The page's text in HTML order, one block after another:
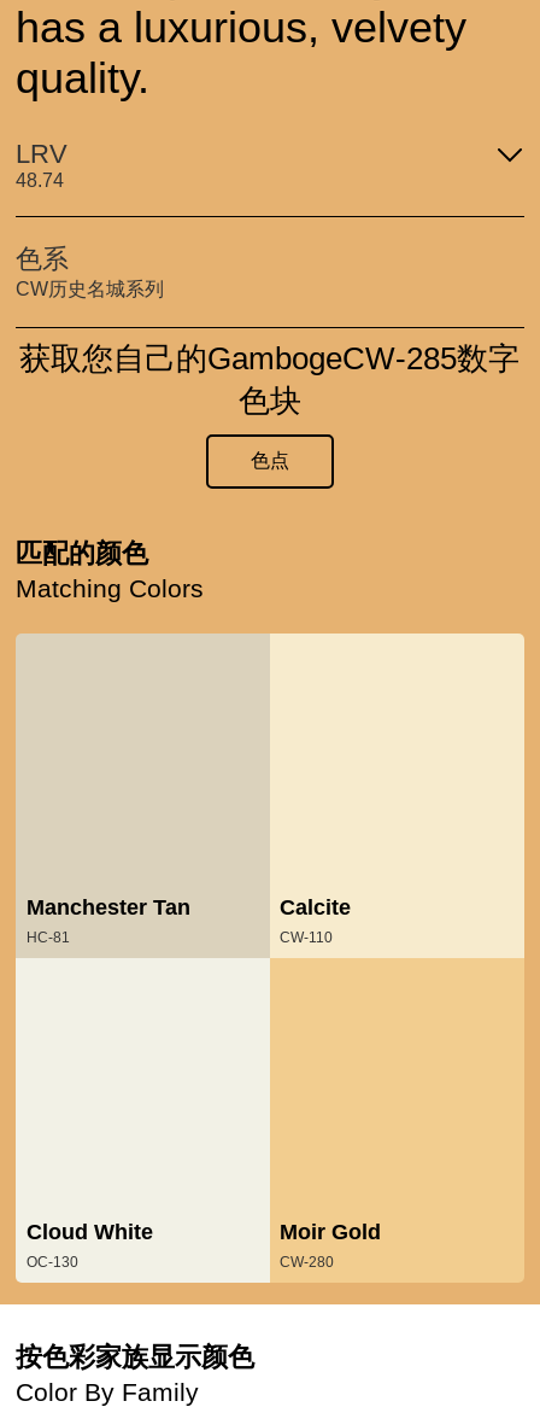
has a luxurious, velvety
quality.
LRV
48.74
色系
CW历史名城系列
获取您自己的GambogeCW-285数字
色块
色点
匹配的颜色
Matching Colors
Manchester Tan
HC-81
Calcite
CW-110
Cloud White
OC-130
Moir Gold
CW-280
按色彩家族显示颜色
Color By Family